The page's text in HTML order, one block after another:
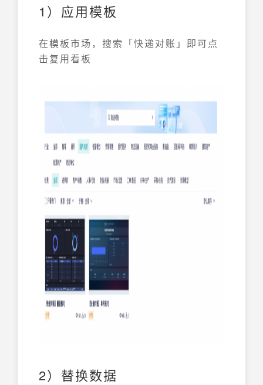
1）应用模板
在模板市场，搜索「快递对账」即可点
击复用看板
2）替换数据